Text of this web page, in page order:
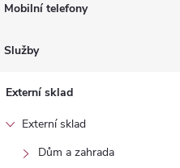
Mobilní telefony
Služby
Externí sklad
Externí sklad
Dům a zahrada